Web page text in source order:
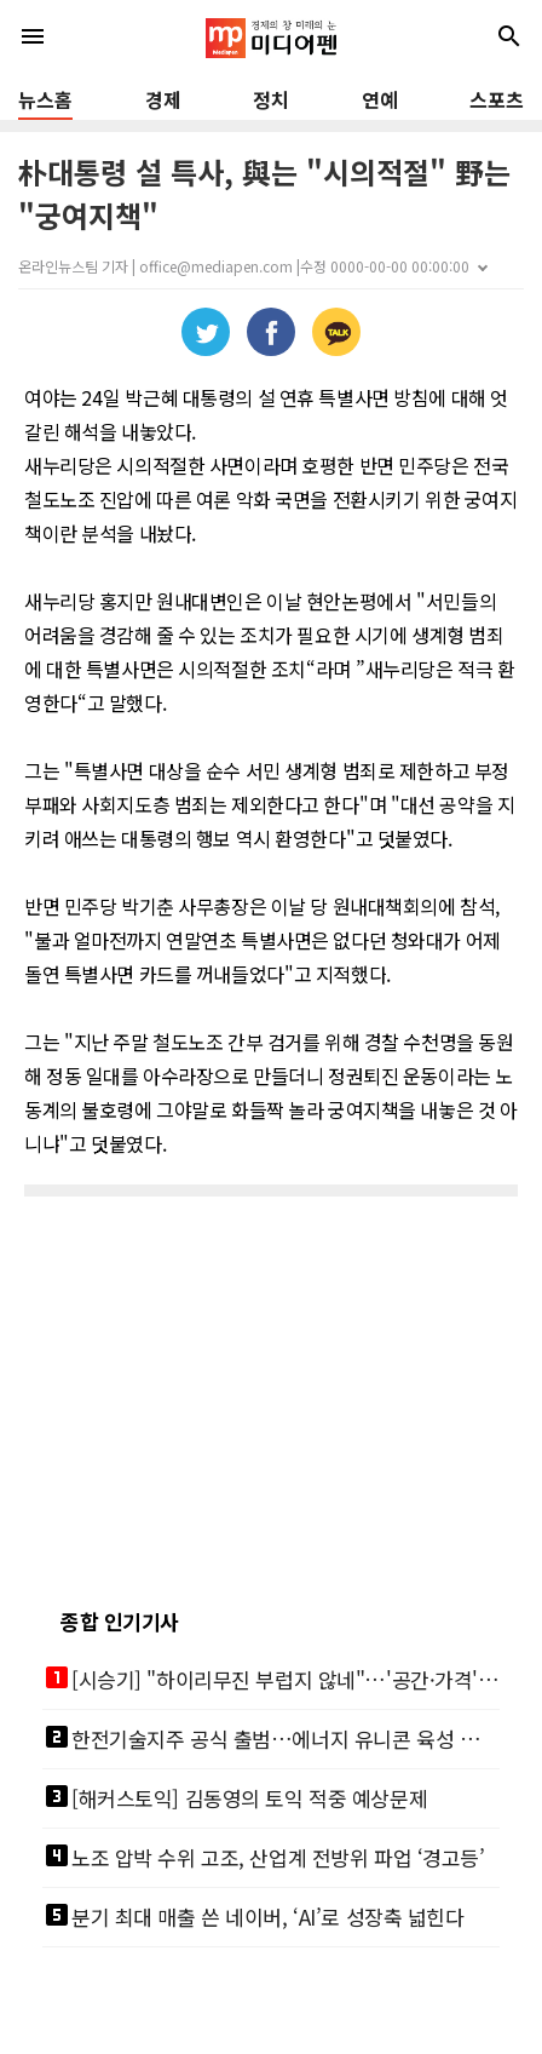
menu search
뉴스홈 경제 정치 연예 스포츠
朴대통령 설 특사, 與는 "시의적절" 野는
"궁여지책"
온라인뉴스팀 기자 | office@mediapen.com |수정 0000-00-00 00:00:00
여야는 24일 박근혜 대통령의 설 연휴 특별사면 방침에 대해 엇
갈린 해석을 내놓았다.
새누리당은 시의적절한 사면이라며 호평한 반면 민주당은 전국
철도노조 진압에 따른 여론 악화 국면을 전환시키기 위한 궁여지
책이란 분석을 내놨다.
새누리당 홍지만 원내대변인은 이날 현안논평에서 "서민들의
어려움을 경감해 줄 수 있는 조치가 필요한 시기에 생계형 범죄
에 대한 특별사면은 시의적절한 조치“라며 ”새누리당은 적극 환
영한다“고 말했다.
그는 "특별사면 대상을 순수 서민 생계형 범죄로 제한하고 부정
부패와 사회지도층 범죄는 제외한다고 한다"며 "대선 공약을 지
키려 애쓰는 대통령의 행보 역시 환영한다"고 덧붙였다.
반면 민주당 박기춘 사무총장은 이날 당 원내대책회의에 참석,
"불과 얼마전까지 연말연초 특별사면은 없다던 청와대가 어제
돌연 특별사면 카드를 꺼내들었다"고 지적했다.
그는 "지난 주말 철도노조 간부 검거를 위해 경찰 수천명을 동원
해 정동 일대를 아수라장으로 만들더니 정권퇴진 운동이라는 노
동계의 불호령에 그야말로 화들짝 놀라 궁여지책을 내놓은 것 아
니냐"고 덧붙였다.
종합 인기기사
looks_one [시승기] "하이리무진 부럽지 않네"…'공간·가격' 절충한 카니발 하이루프
looks_two 한전기술지주 공식 출범…에너지 유니콘 육성 본격화
looks_3[해커스토익] 김동영의 토익 적중 예상문제
looks_4노조 압박 수위 고조, 산업계 전방위 파업 ‘경고등’
looks_5분기 최대 매출 쓴 네이버, ‘AI’로 성장축 넓힌다